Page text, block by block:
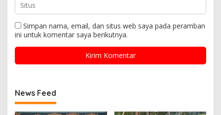
Simpan nama, email, dan situs web saya pada peramban
ini untuk komentar saya berikutnya.
News Feed